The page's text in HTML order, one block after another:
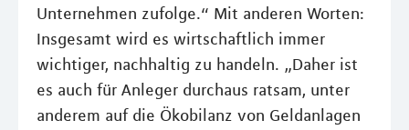
Unternehmen zufolge.“ Mit anderen Worten:
Insgesamt wird es wirtschaftlich immer
wichtiger, nachhaltig zu handeln. „Daher ist
es auch für Anleger durchaus ratsam, unter
anderem auf die Ökobilanz von Geldanlagen